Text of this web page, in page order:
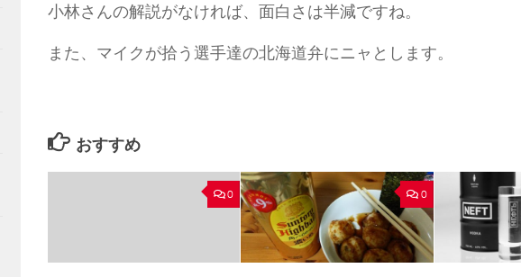
小林さんの解説がなければ、面白さは半減ですね。
また、マイクが拾う選手達の北海道弁にニャとします。
おすすめ
0 0